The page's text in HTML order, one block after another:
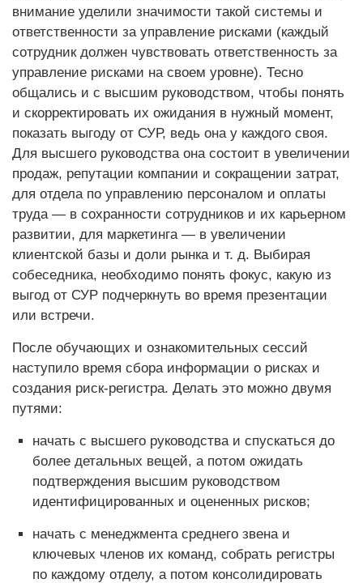
внимание уделили значимости такой системы и
ответственности за управление рисками (каждый
сотрудник должен чувствовать ответственность за
управление рисками на своем уровне). Тесно
общались и с высшим руководством, чтобы понять
и скорректировать их ожидания в нужный момент,
показать выгоду от СУР, ведь она у каждого своя.
Для высшего руководства она состоит в увеличении
продаж, репутации компании и сокращении затрат,
для отдела по управлению персоналом и оплаты
труда — в сохранности сотрудников и их карьерном
развитии, для маркетинга — в увеличении
клиентской базы и доли рынка и т. д. Выбирая
собеседника, необходимо понять фокус, какую из
выгод от СУР подчеркнуть во время презентации
или встречи.
После обучающих и ознакомительных сессий
наступило время сбора информации о рисках и
создания риск-регистра. Делать это можно двумя
путями:
начать с высшего руководства и спускаться до
более детальных вещей, а потом ожидать
подтверждения высшим руководством
идентифицированных и оцененных рисков;
начать с менеджмента среднего звена и
ключевых членов их команд, собрать регистры
по каждому отделу, а потом консолидировать